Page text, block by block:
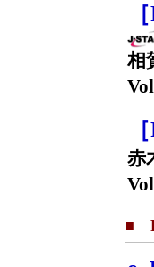
相
赤
■